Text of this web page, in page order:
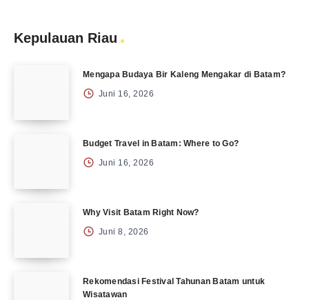
Kepulauan Riau
Mengapa Budaya Bir Kaleng Mengakar di Batam?
Juni 16, 2026
Budget Travel in Batam: Where to Go?
Juni 16, 2026
Why Visit Batam Right Now?
Juni 8, 2026
Rekomendasi Festival Tahunan Batam untuk
Wisatawan